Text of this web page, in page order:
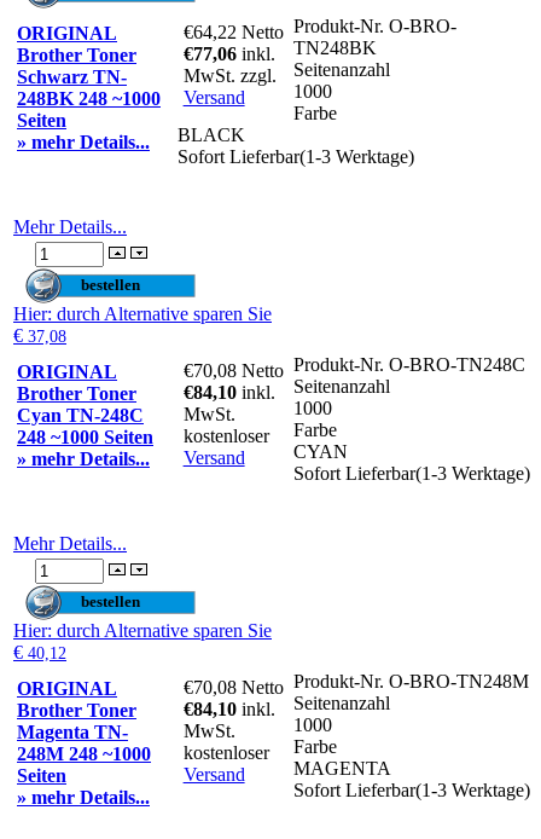
ORIGINAL
Brother Toner
Schwarz TN-
248BK 248 ~1000
Seiten
» mehr Details...
€64,22 Netto
€77,06 inkl.
MwSt. zzgl.
Versand
Produkt-Nr. O-BRO-
TN248BK
Seitenanzahl
1000
Farbe
BLACK
Sofort Lieferbar(1-3 Werktage)
Mehr Details...
Hier: durch Alternative sparen Sie
€ 37,08
ORIGINAL
Brother Toner
Cyan TN-248C
248 ~1000 Seiten
» mehr Details...
€70,08 Netto
€84,10 inkl.
MwSt.
kostenloser
Versand
Produkt-Nr. O-BRO-TN248C
Seitenanzahl
1000
Farbe
CYAN
Sofort Lieferbar(1-3 Werktage)
Mehr Details...
Hier: durch Alternative sparen Sie
€ 40,12
ORIGINAL
Brother Toner
Magenta TN-
248M 248 ~1000
Seiten
» mehr Details...
€70,08 Netto
€84,10 inkl.
MwSt.
kostenloser
Versand
Produkt-Nr. O-BRO-TN248M
Seitenanzahl
1000
Farbe
MAGENTA
Sofort Lieferbar(1-3 Werktage)